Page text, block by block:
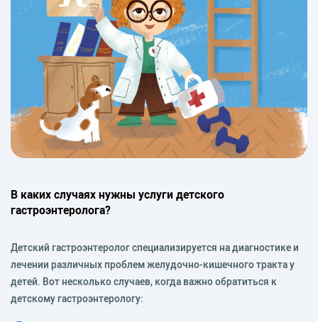
В каких случаях нужны услуги детского
гастроэнтеролога?
Детский гастроэнтеролог специализируется на диагностике и
лечении различных проблем желудочно-кишечного тракта у
детей. Вот несколько случаев, когда важно обратиться к
детскому гастроэнтерологу: